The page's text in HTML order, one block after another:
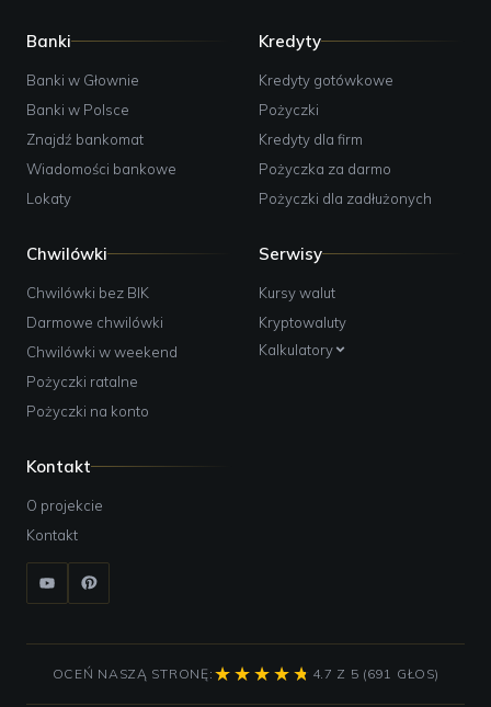
Banki
Banki w Głownie
Banki w Polsce
Znajdź bankomat
Wiadomości bankowe
Lokaty
Kredyty
Kredyty gotówkowe
Pożyczki
Kredyty dla firm
Pożyczka za darmo
Pożyczki dla zadłużonych
Chwilówki
Chwilówki bez BIK
Darmowe chwilówki
Chwilówki w weekend
Pożyczki ratalne
Pożyczki na konto
Serwisy
Kursy walut
Kryptowaluty
Kalkulatory
Kontakt
O projekcie
Kontakt
OCEŃ NASZĄ STRONĘ: 4.7 Z 5 (691 GŁOS)